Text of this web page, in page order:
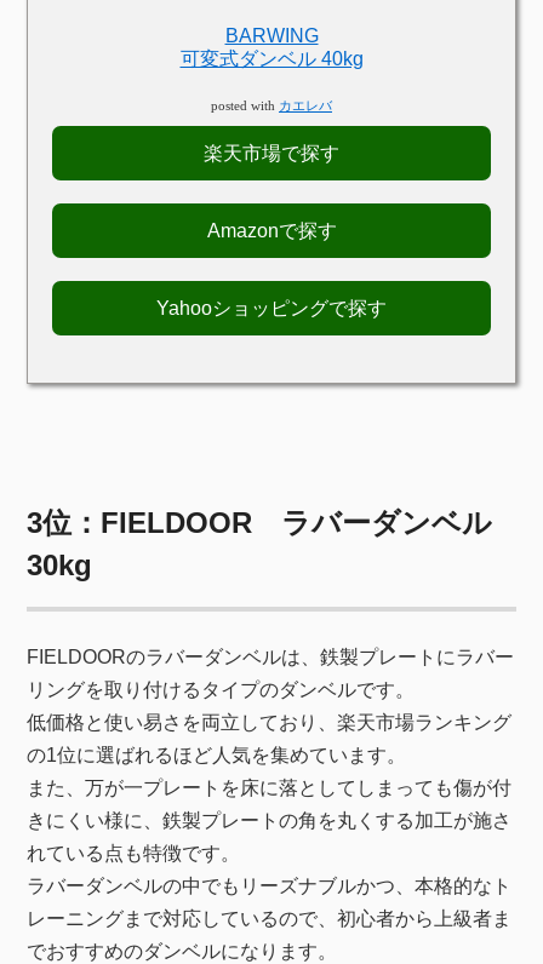
BARWING
可変式ダンベル 40kg
posted with カエレバ
楽天市場で探す
Amazonで探す
Yahooショッピングで探す
3位：FIELDOOR ラバーダンベル
30kg
FIELDOORのラバーダンベルは、鉄製プレートにラバー
リングを取り付けるタイプのダンベルです。
低価格と使い易さを両立しており、楽天市場ランキング
の1位に選ばれるほど人気を集めています。
また、万が一プレートを床に落としてしまっても傷が付
きにくい様に、鉄製プレートの角を丸くする加工が施さ
れている点も特徴です。
ラバーダンベルの中でもリーズナブルかつ、本格的なト
レーニングまで対応しているので、初心者から上級者ま
でおすすめのダンベルになります。